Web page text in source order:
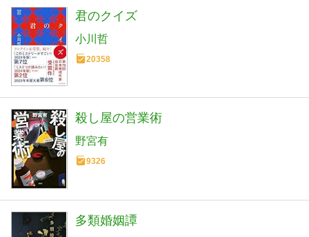
君のクイズ
小川哲
20358
殺し屋の営業術
野宮有
9326
多類婚姻譚